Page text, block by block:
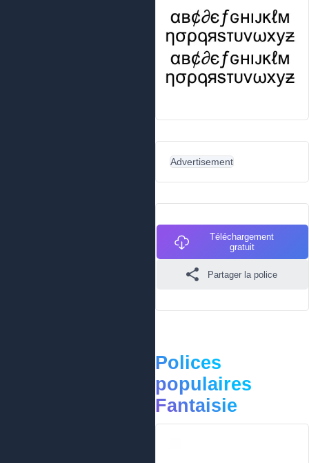
Advertisement
Téléchargement
gratuit
Partager la police
Polices
populaires
Fantaisie